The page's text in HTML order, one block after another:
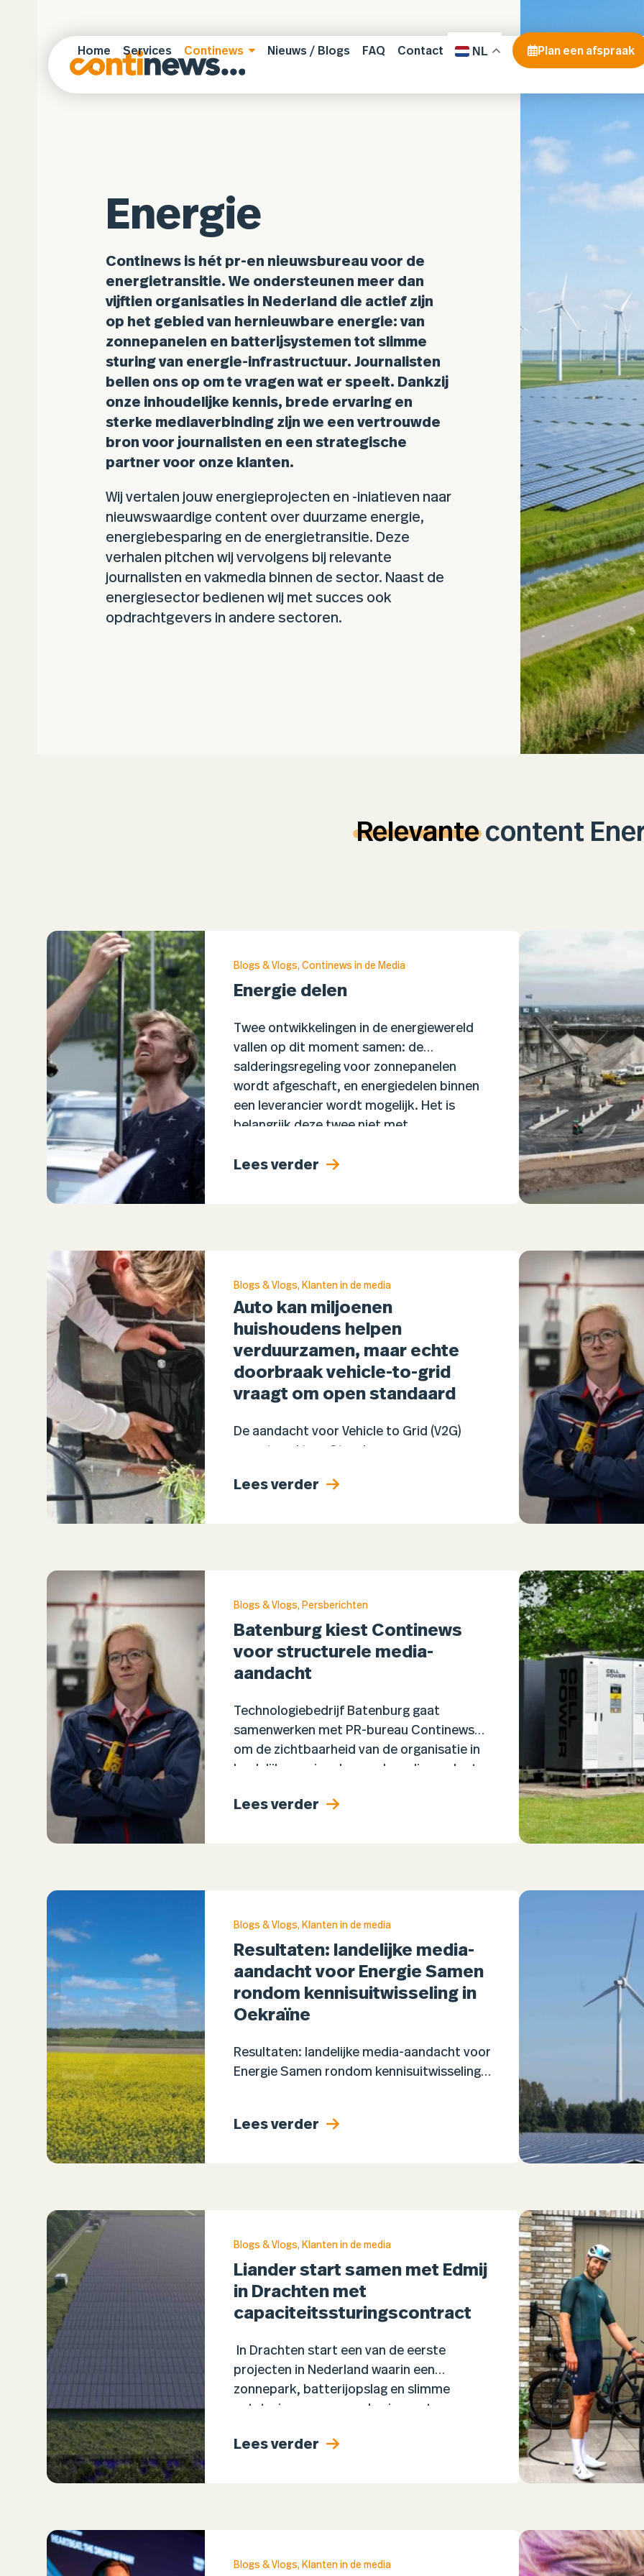
content
Home Services Continews Nieuws / Blogs FAQ Contact NL Plan een afspraak
Energie
Continews is hét pr-en nieuwsbureau voor de
energietransitie. We ondersteunen meer dan
vijftien organisaties in Nederland die actief zijn
op het gebied van hernieuwbare energie: van
zonnepanelen en batterijsystemen tot slimme
sturing van energie-infrastructuur. Journalisten
bellen ons op om te vragen wat er speelt. Dankzij
onze inhoudelijke kennis, brede ervaring en
sterke mediaverbinding zijn we een vertrouwde
bron voor journalisten en een strategische
partner voor onze klanten.
Wij vertalen jouw energieprojecten en -iniatieven naar
nieuwswaardige content over duurzame energie,
energiebesparing en de energietransitie. Deze
verhalen pitchen wij vervolgens bij relevante
journalisten en vakmedia binnen de sector. Naast de
energiesector bedienen wij met succes ook
opdrachtgevers in andere sectoren.
Relevantecontent
Blogs & Vlogs,Continews in de Media
Energie delen
Twee ontwikkelingen in de energiewereld
vallen op dit moment samen: de
salderingsregeling voor zonnepanelen
wordt afgeschaft, en energiedelen binnen
een leverancier wordt mogelijk. Het is
belangrijk deze twee niet met…
Lees verder
Blogs & Vlogs, Klanten in de media
Auto kan miljoenen
huishoudens helpen
verduurzamen, maar echte
doorbraak vehicle-to-grid
vraagt om open standaard
De aandacht voor Vehicle to Grid (V2G)
elektrische auto's niet alleen kunnen
Lees verder
Blogs & Vlogs, Persberichten
Batenburg kiest Continews
voor structurele media-
aandacht
Technologiebedrijf Batenburg gaat
samenwerken met PR-bureau Continews
om de zichtbaarheid van de organisatie in
landelijke, regionale en vakmedia verder te
het structureel ontwikkelen van…
Lees verder
Blogs & Vlogs, Klanten in de media
Resultaten: landelijke media-
aandacht voor Energie Samen
rondom kennisuitwisseling in
Oekraïne
Resultaten: landelijke media-aandacht voor
Energie Samen rondom kennisuitwisseling
energie-infrastructuur dagelijks doelwit is
Lees verder
Blogs & Vlogs, Klanten in de media
Liander start samen met Edmij
in Drachten met
capaciteitssturingscontract
In Drachten start een van de eerste
projecten in Nederland waarin een
zonnepark, batterijopslag en slimme
netsturing samen worden ingezet om
Energiespecialist Edmij treedt daarbij op
Lees verder
Blogs & Vlogs, Klanten in de media